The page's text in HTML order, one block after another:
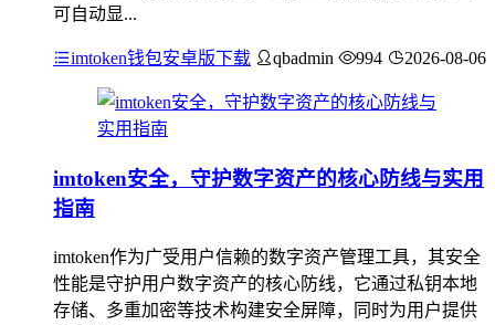
可自动显...
imtoken钱包安卓版下载 qbadmin 994 2026-08-06
imtoken安全，守护数字资产的核心防线与实用
指南
imtoken作为广受用户信赖的数字资产管理工具，其安全
性能是守护用户数字资产的核心防线，它通过私钥本地
存储、多重加密等技术构建安全屏障，同时为用户提供